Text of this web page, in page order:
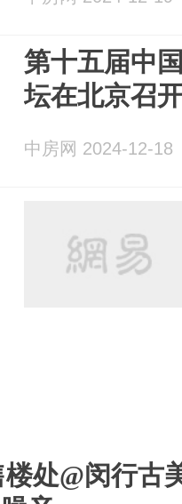
第十五届中
坛在北京召
中房网 2024-12-18
处@闵行古